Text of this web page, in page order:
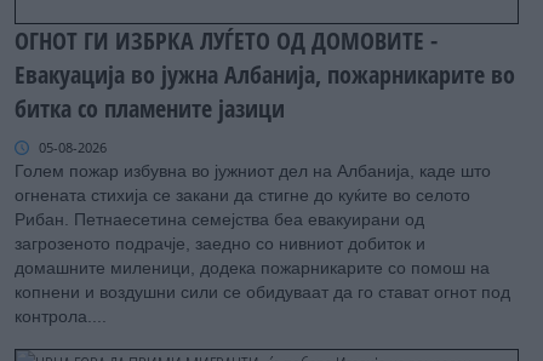
ОГНОТ ГИ ИЗБРКА ЛУЃЕТО ОД ДОМОВИТЕ -
Евакуација во јужна Албанија, пожарникарите во
битка со пламените јазици
05-08-2026
Голем пожар избувна во јужниот дел на Албанија, каде што
огнената стихија се закани да стигне до куќите во селото
Рибан. Петнаесетина семејства беа евакуирани од
загрозеното подрачје, заедно со нивниот добиток и
домашните миленици, додека пожарникарите со помош на
копнени и воздушни сили се обидуваат да го стават огнот под
контрола....